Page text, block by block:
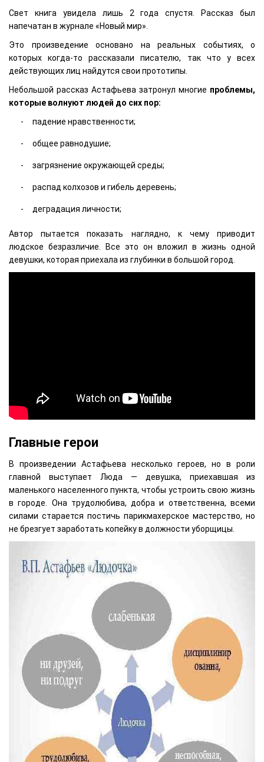
Свет книга увидела лишь 2 года спустя. Рассказ был
напечатан в журнале «Новый мир».
Это произведение основано на реальных событиях, о
которых когда-то рассказали писателю, так что у всех
действующих лиц найдутся свои прототипы.
Небольшой рассказ Астафьева затронул многие проблемы,
которые волнуют людей до сих пор:
падение нравственности;
общее равнодушие;
загрязнение окружающей среды;
распад колхозов и гибель деревень;
деградация личности;
Автор пытается показать наглядно, к чему приводит
людское безразличие. Все это он вложил в жизнь одной
девушки, которая приехала из глубинки в большой город.
Главные герои
В произведении Астафьева несколько героев, но в роли
главной выступает Люда — девушка, приехавшая из
маленького населенного пункта, чтобы устроить свою жизнь
в городе. Она трудолюбива, добра и ответственна, всеми
силами старается постичь парикмахерское мастерство, но
не брезгует заработать копейку в должности уборщицы.